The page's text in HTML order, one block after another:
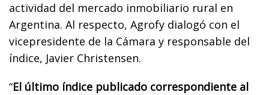
actividad del mercado inmobiliario rural en
Argentina. Al respecto, Agrofy dialogó con el
vicepresidente de la Cámara y responsable del
índice, Javier Christensen.
“El último índice publicado correspondiente al